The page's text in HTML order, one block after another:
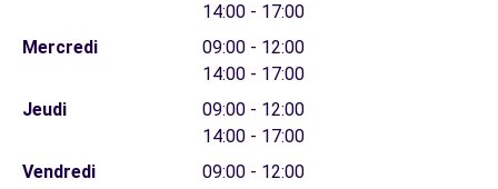
14:00 - 17:00
Mercredi
09:00 - 12:00
14:00 - 17:00
Jeudi
09:00 - 12:00
14:00 - 17:00
Vendredi
09:00 - 12:00